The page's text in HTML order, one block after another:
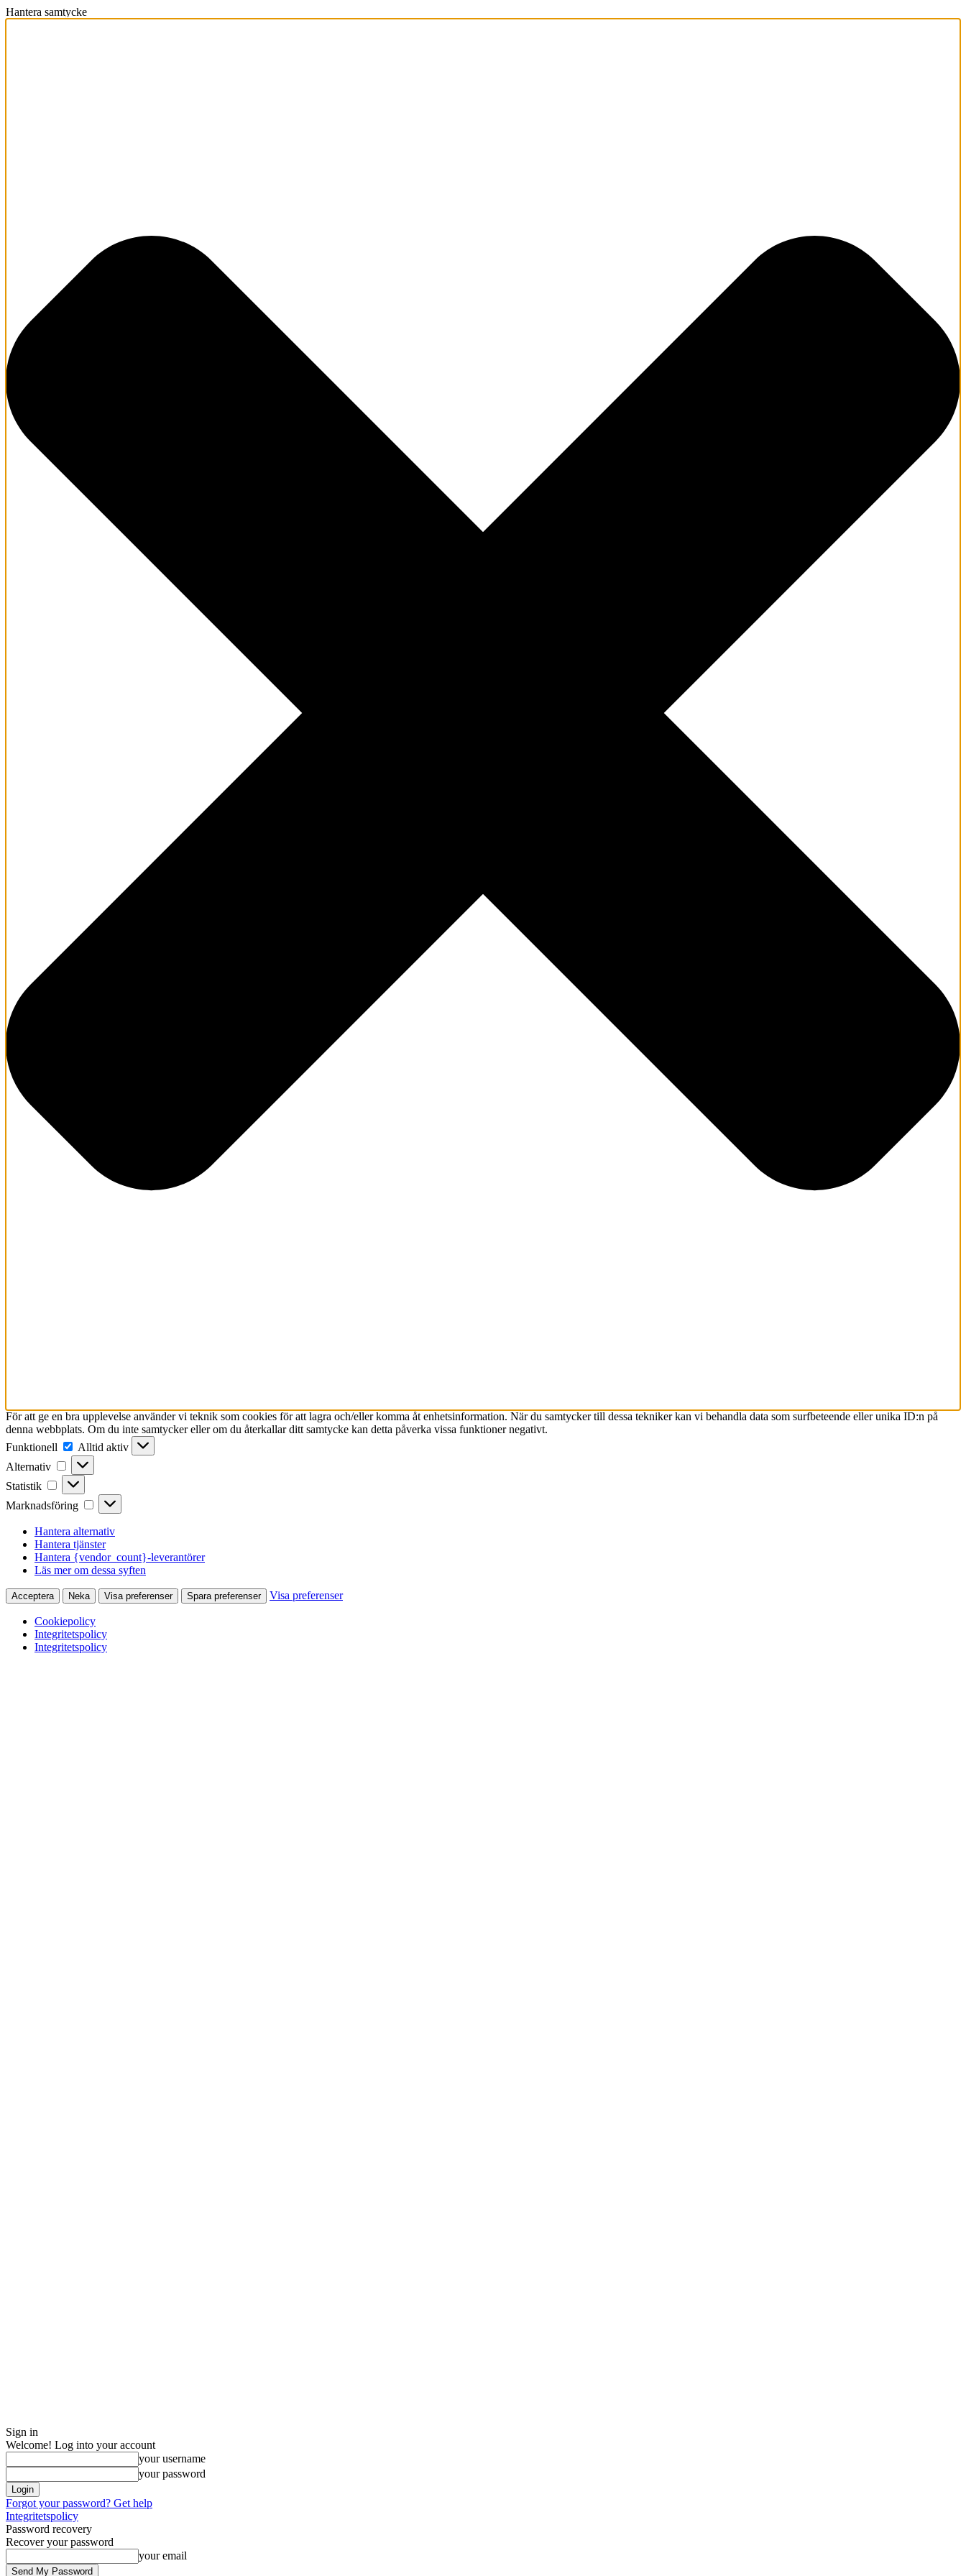
Hantera samtycke
För att ge en bra upplevelse använder vi teknik som cookies för att lagra och/eller komma åt enhetsinformation. När du samtycker till dessa tekniker kan vi behandla data som surfbeteende eller unika ID:n på
denna webbplats. Om du inte samtycker eller om du återkallar ditt samtycke kan detta påverka vissa funktioner negativt.
Funktionell
Funktionell
Alltid aktiv
Alternativ
Alternativ
Statistik Statistik
Marknadsföring Marknadsföring
Hantera alternativ
Hantera tjänster
Hantera {vendor_count}-leverantörer
Läs mer om dessa syften
Acceptera Neka Visa preferenser Spara preferenser Visa preferenser
Cookiepolicy
Integritetspolicy
Integritetspolicy
Sign in
Welcome! Log into your account
your username
your password
Forgot your password? Get help
Integritetspolicy
Password recovery
Recover your password
your email